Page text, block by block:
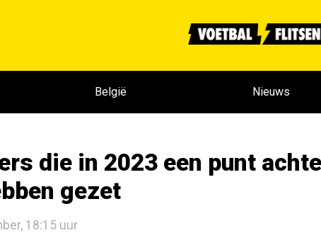
België Nieuws
die in 2023 een punt
gezet
18:15 uur